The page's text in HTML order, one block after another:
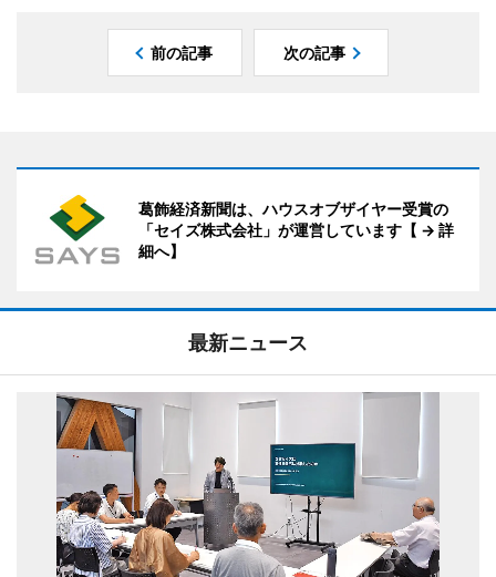
前の記事 次の記事
葛飾経済新聞は、ハウスオブザイヤー受賞の
「セイズ株式会社」が運営しています【 → 詳
細へ】
最新ニュース